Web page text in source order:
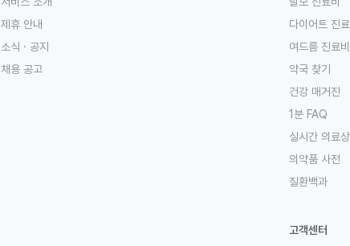
제휴 안내
소식 · 공지
채용 공고
다이어트 진료
여드름 진료비
약국 찾기
건강 매거진
1분 FAQ
실시간 의료
의약품 사전
질환백과
고객센터